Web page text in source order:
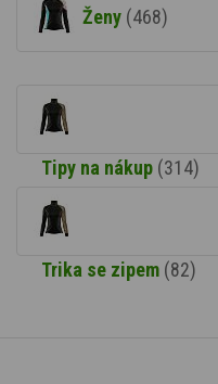
Ženy (468)
Tipy na nákup (314)
Trika se zipem (82)